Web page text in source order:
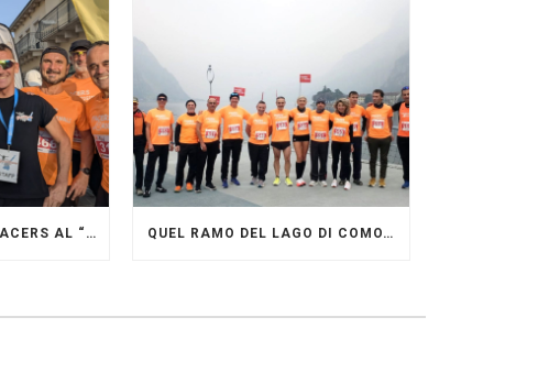
GRANDE FESTA DEI PACERS AL “GARDA LAKE RUNNING FESTIVAL” QUEL RAMO DEL LAGO DI COMO…